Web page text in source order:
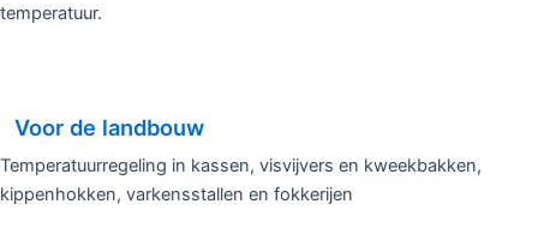
temperatuur.
Voor de landbouw
Temperatuurregeling in kassen, visvijvers en kweekbakken,
kippenhokken, varkensstallen en fokkerijen